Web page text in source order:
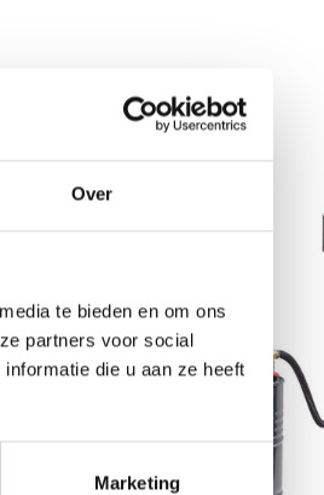
Over
te bieden en om ons
partners voor social
die u aan ze heeft
Marketing